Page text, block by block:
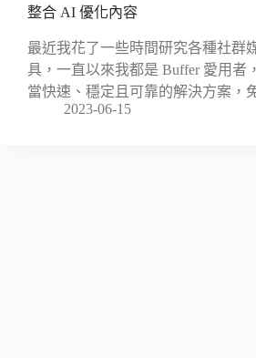
整合 AI 優化內容
最近我花了一些時間研究各種社群
具，一直以來我都是 Buffer 愛用者
當快速、穩定且可靠的解決方案，
2023-06-15